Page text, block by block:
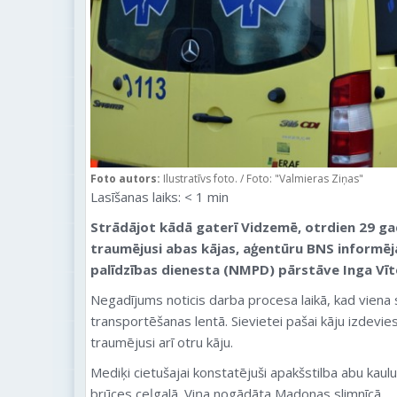
Foto autors: Ilustratīvs foto. / Foto: "Valmieras Ziņas"
Lasīšanas laiks: < 1 min
Strādājot kādā gaterī Vidzemē, otrdien 29
traumējusi abas kājas, aģentūru BNS
palīdzības dienesta (NMPD) pārstāve Inga
Negadījums noticis darba procesa laikā, kad
transportēšanas lentā. Sievietei pašai kāju
traumējusi arī otru kāju.
Mediķi cietušajai konstatējuši apakšstilba abu
brūces ceļgalā. Viņa nogādāta Madonas slimnīcā.